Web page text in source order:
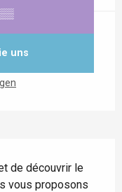
▒▒
uns
de découvrir le
vous proposons